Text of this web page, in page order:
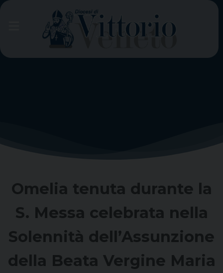
Skip
Omelia tenuta durante la
S. Messa celebrata nella
Solennità dell’Assunzione
della Beata Vergine Maria